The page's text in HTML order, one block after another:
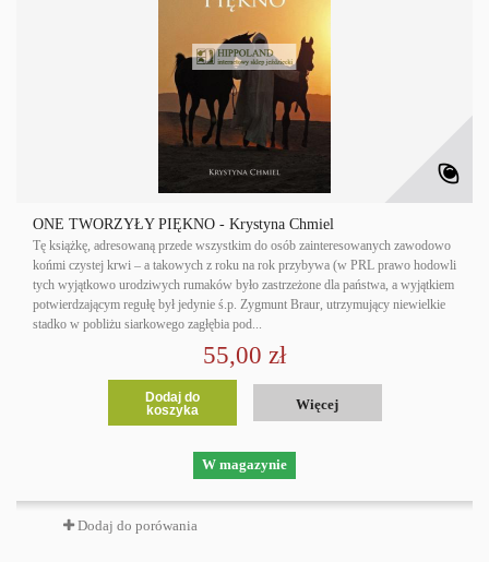
ONE TWORZYŁY PIĘKNO - Krystyna Chmiel
Tę książkę, adresowaną przede wszystkim do osób zainteresowanych zawodowo
końmi czystej krwi – a takowych z roku na rok przybywa (w PRL prawo hodowli
tych wyjątkowo urodziwych rumaków było zastrzeżone dla państwa, a wyjątkiem
potwierdzającym regułę był jedynie ś.p. Zygmunt Braur, utrzymujący niewielkie
stadko w pobliżu siarkowego zagłębia pod...
55,00 zł
Dodaj do
koszyka
Więcej
W magazynie
Dodaj do porówania